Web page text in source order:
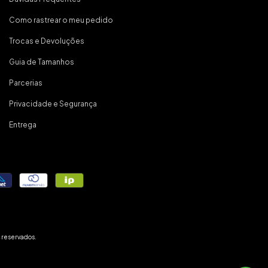
Como rastrear o meu pedido
Trocas e Devoluções
Guia de Tamanhos
Parcerias
Privacidade e Segurança
Entrega